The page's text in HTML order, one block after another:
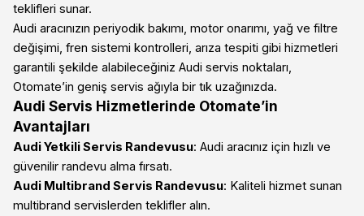
teklifleri sunar.
Audi aracınızın periyodik bakımı, motor onarımı, yağ ve filtre
değişimi, fren sistemi kontrolleri, arıza tespiti gibi hizmetleri
garantili şekilde alabileceğiniz Audi servis noktaları,
Otomate’in geniş servis ağıyla bir tık uzağınızda.
Audi Servis Hizmetlerinde Otomate’in
Avantajları
Audi Yetkili Servis Randevusu: Audi aracınız için hızlı ve
güvenilir randevu alma fırsatı.
Audi Multibrand Servis Randevusu: Kaliteli hizmet sunan
multibrand servislerden teklifler alın.